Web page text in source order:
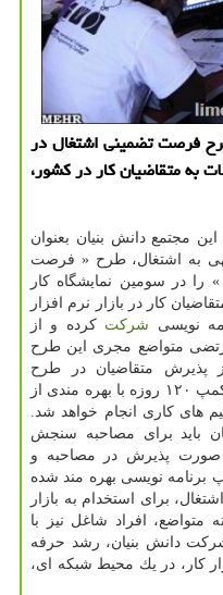
فرصت تضمینی اشتغال در
به متقاضیان كار در كشور،
مجتمع دانش بنیان بعنوان
به اشتغال، طرح « فرصت
» را در سومین نمایشگاه كار
كار در بازار نرم افزار
نویسی شركت كرده و از
متواضع مجری این طرح
پذیرش متقاضیان در طرح
استعدادسنجی رایگان، یك دوره بوت كمپ ۱۲۰ روزه با بهره مندی از
های كاری انجام خواهد شد.
باید برای مصاحبه سنجش
صورت پذیرش در مصاحبه و
برنامه نویسی بهره مند شده
برای استخدام به بازار
متواضع، افراد شاغل نیز با
دانش بنیان، رشد حرفه
كار، در یك محیط شبكه ای،